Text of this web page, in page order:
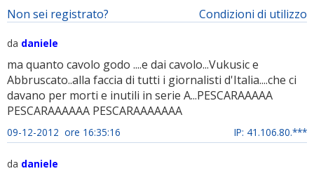
Condizioni di utilizzo
Non sei registrato?
da daniele
ma quanto cavolo godo ....e dai cavolo...Vukusic e
Abbruscato..alla faccia di tutti i giornalisti d'Italia....che ci
davano per morti e inutili in serie A...PESCARAAAAA
PESCARAAAAAA PESCARAAAAAAA
09-12-2012 ore 16:35:16 IP: 41.106.80.***
da daniele